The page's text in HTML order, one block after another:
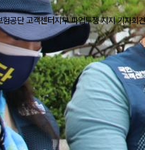
공단 고객센터지부 파업투쟁 지지 기자회견